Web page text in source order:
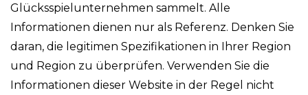
Glücksspielunternehmen sammelt. Alle
Informationen dienen nur als Referenz. Denken Sie
daran, die legitimen Spezifikationen in Ihrer Region
und Region zu überprüfen. Verwenden Sie die
Informationen dieser Website in der Regel nicht